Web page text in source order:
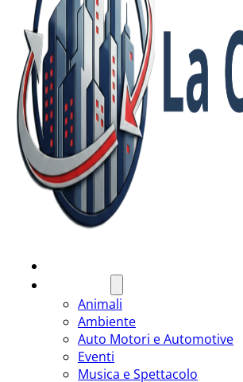
Animali
Ambiente
Auto Motori e Automotive
Eventi
Musica e Spettacolo